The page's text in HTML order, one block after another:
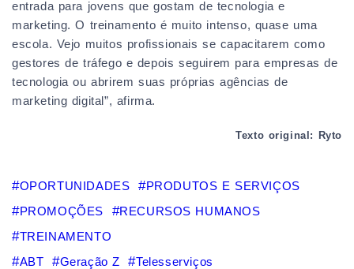
entrada para jovens que gostam de tecnologia e
marketing. O treinamento é muito intenso, quase uma
escola. Vejo muitos profissionais se capacitarem como
gestores de tráfego e depois seguirem para empresas de
tecnologia ou abrirem suas próprias agências de
marketing digital”, afirma.
Texto original: Ryto
OPORTUNIDADES
PRODUTOS E SERVIÇOS
PROMOÇÕES
RECURSOS HUMANOS
TREINAMENTO
ABT
Geração Z Telesserviços